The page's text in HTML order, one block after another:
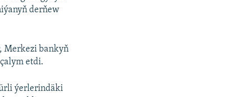
derňew
Merkezi bankyň
etdi.
ýerlerindäki